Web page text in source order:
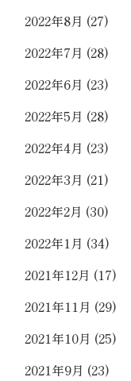
2022年8月 (27)
2022年7月 (28)
2022年6月 (23)
2022年5月 (28)
2022年4月 (23)
2022年3月 (21)
2022年2月 (30)
2022年1月 (34)
2021年12月 (17)
2021年11月 (29)
2021年10月 (25)
2021年9月 (23)